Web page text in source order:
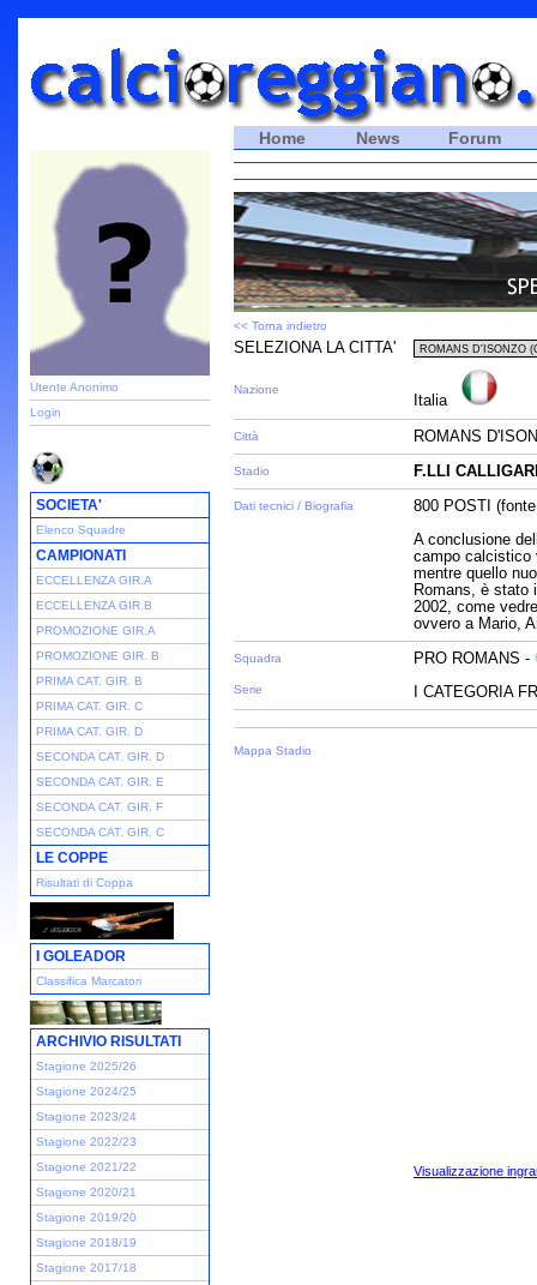
Utente Anonimo
Login
SOCIETA'
Elenco Squadre
CAMPIONATI
ECCELLENZA GIR.A
ECCELLENZA GIR.B
PROMOZIONE GIR.A
PROMOZIONE GIR. B
PRIMA CAT. GIR. B
PRIMA CAT. GIR. C
PRIMA CAT. GIR. D
SECONDA CAT. GIR. D
SECONDA CAT. GIR. E
SECONDA CAT. GIR. F
SECONDA CAT. GIR. C
LE COPPE
Risultati di Coppa
I GOLEADOR
Classifica Marcatori
ARCHIVIO RISULTATI
Stagione 2025/26
Stagione 2024/25
Stagione 2023/24
Stagione 2022/23
Stagione 2021/22
Stagione 2020/21
Stagione 2019/20
Stagione 2018/19
Stagione 2017/18
Home News Forum
<< Torna indietro
SELEZIONA LA CITTA'
Nazione
Italia
Città ROMANS
Stadio F.LLI
Dati tecnici / Biografia
800 POSTI
A conclusione
campo calcistico
mentre quello
Romans, è stato
2002, come
ovvero a Mario,
Squadra
Serie
PRO ROMANS -
I CATEGORIA
Mappa Stadio
Visualizzazione